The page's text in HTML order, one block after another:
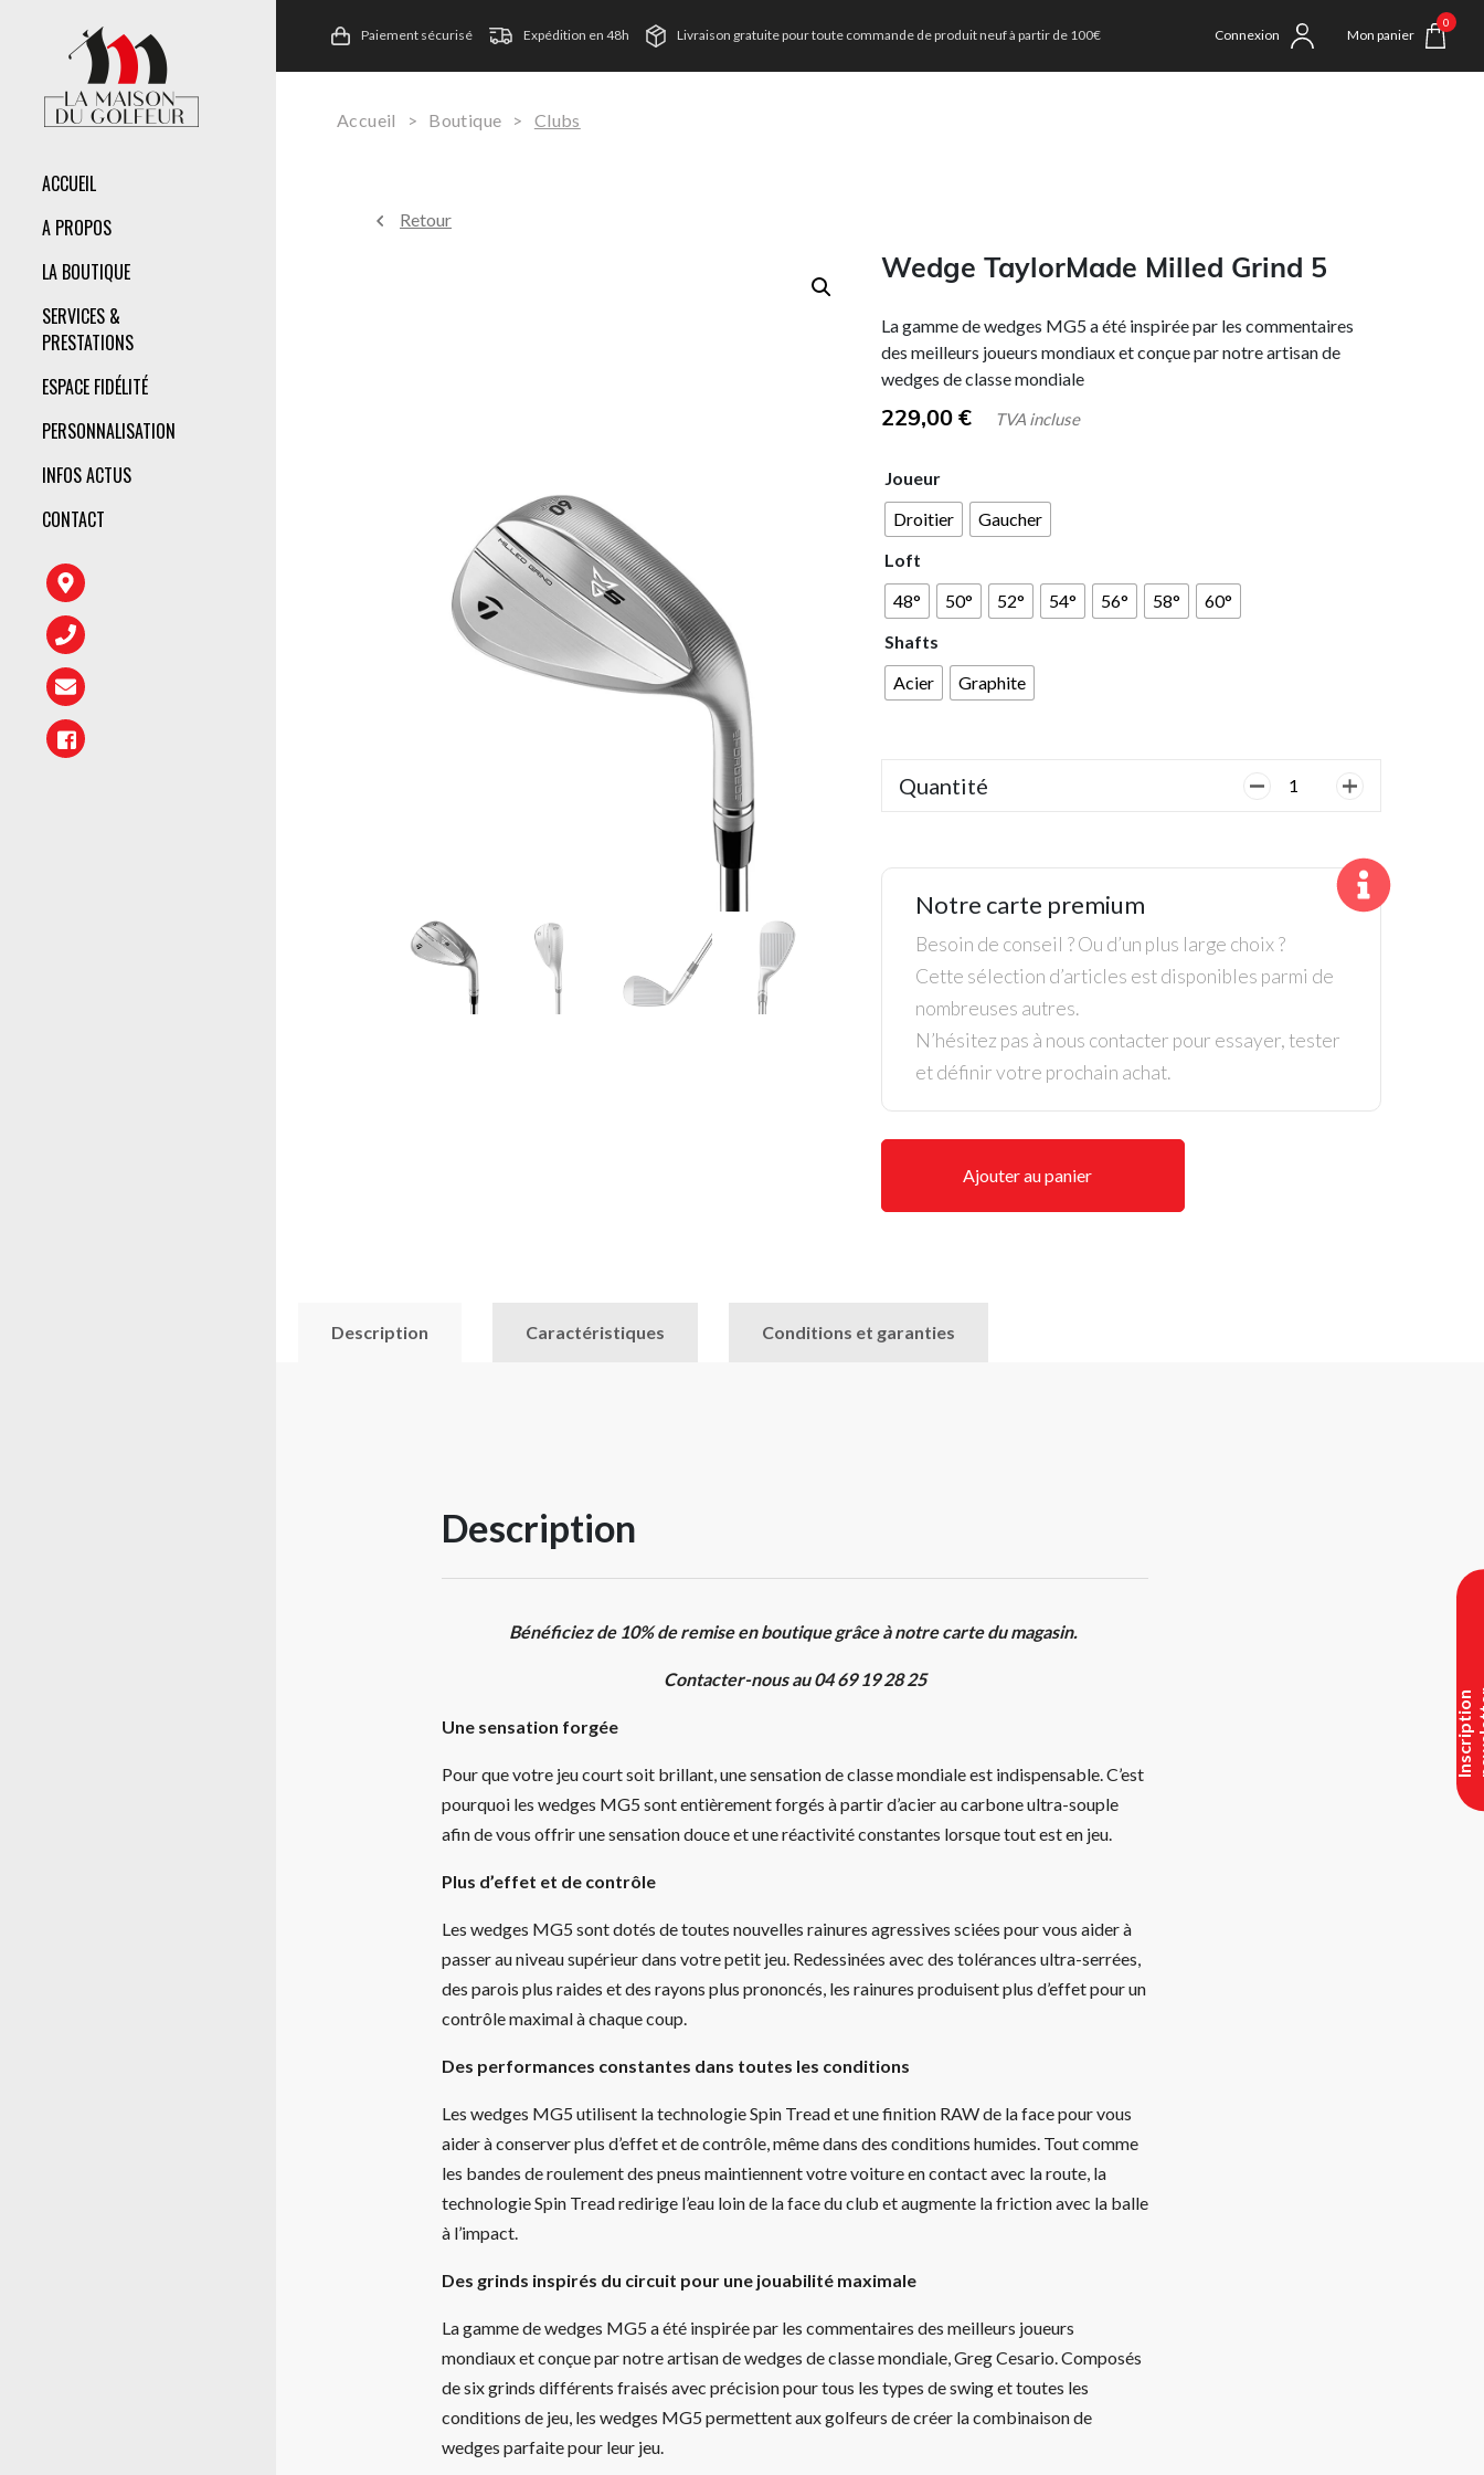
ACCUEIL
A PROPOS
LA BOUTIQUE
SERVICES &
PRESTATIONS
ESPACE FIDÉLITÉ
PERSONNALISATION
INFOS ACTUS
CONTACT
I
n
s
c
r
i
p
t
i
o
n
n
e
w
s
l
e
t
t
e
Paiement sécurisé Expédition en 48h Livraison gratuite pour toute commande de produit neuf à partir de 100€ Connexion Mon panier
0
Accueil > Boutique > Clubs
Retour
Wedge TaylorMade Milled Grind 5
La gamme de wedges MG5 a été inspirée par les commentaires
des meilleurs joueurs mondiaux et conçue par notre artisan de
wedges de classe mondiale
229,00€ TVA incluse
Joueur
Droitier
Gaucher
Loft
48°
50° 52° 54° 56° 58°
60°
Shafts
Acier
Graphite
Quantité
quantité
TaylorMade
5
Notre carte premium
Besoin de conseil ? Ou d’un plus large choix ?
Cette sélection d’articles est disponibles parmi de
nombreuses autres.
N’hésitez pas à nous contacter pour essayer, tester
et définir votre prochain achat.
Ajouter au panier
Description Caractéristiques Conditions et garanties
Description
Bénéficiez de 10% de remise en boutique grâce à notre carte du magasin.
Contacter-nous au 04 69 19 28 25
Une sensation forgée
Pour que votre jeu court soit brillant, une sensation de classe mondiale est indispensable. C’est
pourquoi les wedges MG5 sont entièrement forgés à partir d’acier au carbone ultra-souple
afin de vous offrir une sensation douce et une réactivité constantes lorsque tout est en jeu.
Plus d’effet et de contrôle
Les wedges MG5 sont dotés de toutes nouvelles rainures agressives sciées pour vous aider à
passer au niveau supérieur dans votre petit jeu. Redessinées avec des tolérances ultra-serrées,
des parois plus raides et des rayons plus prononcés, les rainures produisent plus d’effet pour un
contrôle maximal à chaque coup.
Des performances constantes dans toutes les conditions
Les wedges MG5 utilisent la technologie Spin Tread et une finition RAW de la face pour vous
aider à conserver plus d’effet et de contrôle, même dans des conditions humides. Tout comme
les bandes de roulement des pneus maintiennent votre voiture en contact avec la route, la
technologie Spin Tread redirige l’eau loin de la face du club et augmente la friction avec la balle
à l’impact.
Des grinds inspirés du circuit pour une jouabilité maximale
La gamme de wedges MG5 a été inspirée par les commentaires des meilleurs joueurs
mondiaux et conçue par notre artisan de wedges de classe mondiale, Greg Cesario. Composés
de six grinds différents fraisés avec précision pour tous les types de swing et toutes les
conditions de jeu, les wedges MG5 permettent aux golfeurs de créer la combinaison de
wedges parfaite pour leur jeu.